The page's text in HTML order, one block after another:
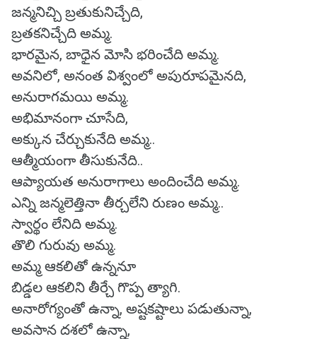
జన్మనిచ్చి బ్రతుకునిచ్చేది,
బ్రతకనిచ్చేది అమ్మ.
భారమైన, బాధైన మోసి భరించేది అమ్మ.
అవనిలో, అనంత విశ్వంలో అపురూపమైనది,
అనురాగమయి అమ్మ.
అభిమానంగా చూసేది,
అక్కున చేర్చుకునేది అమ్మ..
ఆత్మీయంగా తీసుకునేది..
ఆప్యాయత అనురాగాలు అందించేది అమ్మ.
ఎన్ని జన్మలెత్తినా తీర్చలేని రుణం అమ్మ..
స్వార్థం లేనిది అమ్మ.
తొలి గురువు అమ్మ.
అమ్మ ఆకలితో ఉన్ననూ
బిడ్డల ఆకలిని తీర్చే గొప్ప త్యాగి.
అనారోగ్యంతో ఉన్నా, అష్టకష్టాలు పడుతున్నా,
అవసాన దశలో ఉన్నా,